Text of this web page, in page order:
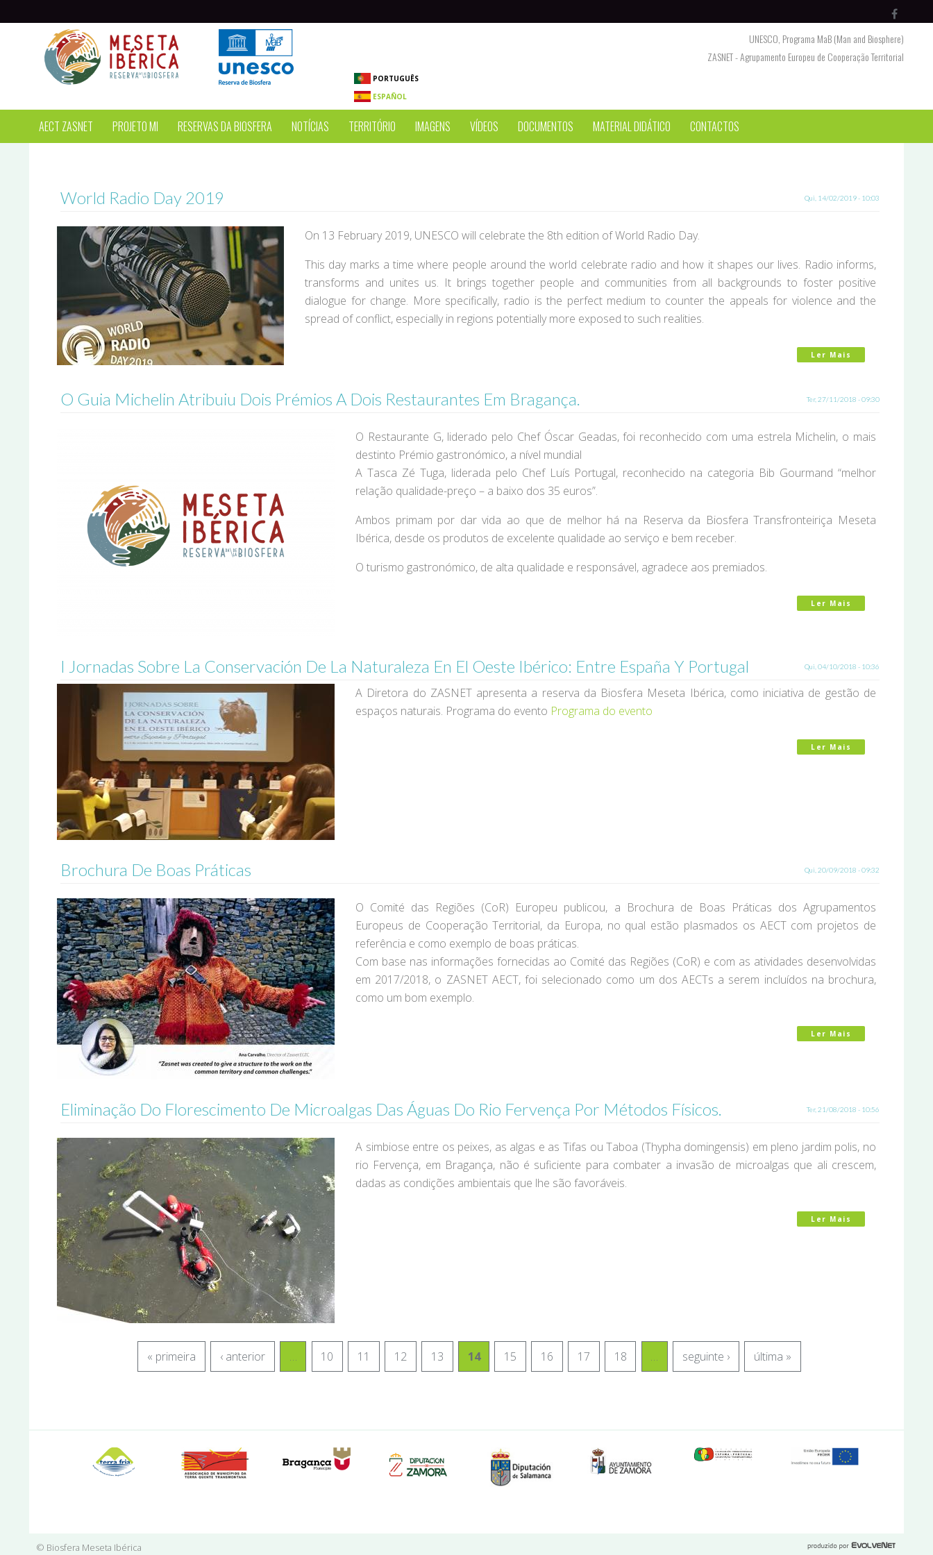
PORTUGUÊS
ESPAÑOL
UNESCO, Programa MaB (Man and Biosphere)
ZASNET - Agrupamento Europeu de Cooperação Territorial
AECT ZASNET PROJETO MI RESERVAS DA BIOSFERA NOTÍCIAS TERRITÓRIO IMAGENS VÍDEOS DOCUMENTOS MATERIAL DIDÁTICO CONTACTOS
World Radio Day 2019 Qui, 14/02/2019 - 10:03
On 13 February 2019, UNESCO will celebrate the 8th edition of World Radio Day.
This day marks a time where people around the world celebrate radio and how it shapes our lives. Radio informs,
transforms and unites us. It brings together people and communities from all backgrounds to foster positive
dialogue for change. More specifically, radio is the perfect medium to counter the appeals for violence and the
spread of conflict, especially in regions potentially more exposed to such realities.
Ler Mais
O Guia Michelin Atribuiu Dois Prémios A Dois Restaurantes Em Bragança. Ter, 27/11/2018 - 09:30
O Restaurante G, liderado pelo Chef Óscar Geadas, foi reconhecido com uma estrela Michelin, o mais
destinto Prémio gastronómico, a nível mundial
A Tasca Zé Tuga, liderada pelo Chef Luís Portugal, reconhecido na categoria Bib Gourmand “melhor
relação qualidade-preço – a baixo dos 35 euros”.
Ambos primam por dar vida ao que de melhor há na Reserva da Biosfera Transfronteiriça Meseta
Ibérica, desde os produtos de excelente qualidade ao serviço e bem receber.
O turismo gastronómico, de alta qualidade e responsável, agradece aos premiados.
Ler Mais
I Jornadas Sobre La Conservación De La Naturaleza En El Oeste Ibérico: Entre España Y Portugal Qui, 04/10/2018 - 10:36
A Diretora do ZASNET apresenta a reserva da Biosfera Meseta Ibérica, como iniciativa de gestão de
espaços naturais. Programa do evento Programa do evento
Ler Mais
Brochura De Boas Práticas Qui, 20/09/2018 - 09:32
O Comité das Regiões (CoR) Europeu publicou, a Brochura de Boas Práticas dos Agrupamentos
Europeus de Cooperação Territorial, da Europa, no qual estão plasmados os AECT com projetos de
referência e como exemplo de boas práticas.
Com base nas informações fornecidas ao Comité das Regiões (CoR) e com as atividades desenvolvidas
em 2017/2018, o ZASNET AECT, foi selecionado como um dos AECTs a serem incluídos na brochura,
como um bom exemplo.
Ler Mais
Eliminação Do Florescimento De Microalgas Das Águas Do Rio Fervença Por Métodos Físicos. Ter, 21/08/2018 - 10:56
A simbiose entre os peixes, as algas e as Tifas ou Taboa (Thypha domingensis) em pleno jardim polis, no
rio Fervença, em Bragança, não é suficiente para combater a invasão de microalgas que ali crescem,
dadas as condições ambientais que lhe são favoráveis.
Ler Mais
« primeira ‹ anterior … 10 11 12 13 14 15 16 17 18 … seguinte › última »
© Biosfera Meseta Ibérica